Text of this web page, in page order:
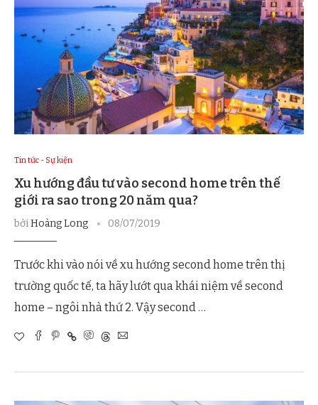
Tin tức - Sự kiện
Xu hướng đầu tư vào second home trên thế
giới ra sao trong 20 năm qua?
bởiHoàng Long 08/07/2019
Trước khi vào nói về xu hướng second home trên thị
trường quốc tế, ta hãy lướt qua khái niệm về second
home – ngôi nhà thứ 2. Vậy second …